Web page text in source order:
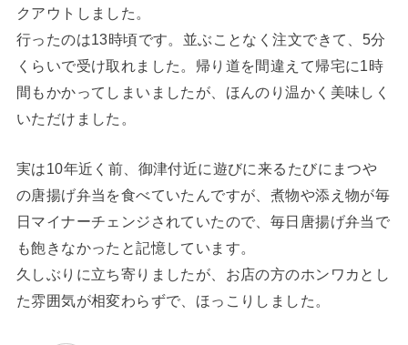
クアウトしました。
行ったのは13時頃です。並ぶことなく注文できて、5分
くらいで受け取れました。帰り道を間違えて帰宅に1時
間もかかってしまいましたが、ほんのり温かく美味しく
いただけました。
実は10年近く前、御津付近に遊びに来るたびにまつや
の唐揚げ弁当を食べていたんですが、煮物や添え物が毎
日マイナーチェンジされていたので、毎日唐揚げ弁当で
も飽きなかったと記憶しています。
久しぶりに立ち寄りましたが、お店の方のホンワカとし
た雰囲気が相変わらずで、ほっこりしました。